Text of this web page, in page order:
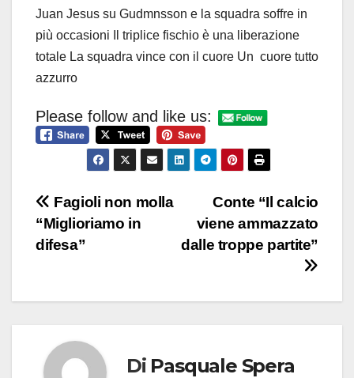
Juan Jesus su Gudmnsson e la squadra soffre in
più occasioni Il triplice fischio è una liberazione
totale La squadra vince con il cuore Un cuore tutto
azzurro
Please follow and like us:
Navigazione
articoli
Conte “Il calcio
viene ammazzato
dalle troppe partite”
Fagioli non molla
“Miglioriamo in
difesa”
Di Pasquale Spera